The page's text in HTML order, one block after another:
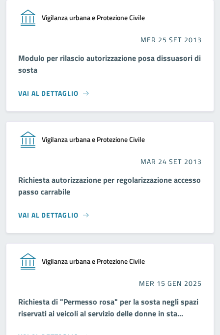
Vigilanza urbana e Protezione Civile
MER 25 SET 2013
Modulo per rilascio autorizzazione posa dissuasori di
sosta
VAI AL DETTAGLIO
Vigilanza urbana e Protezione Civile
MAR 24 SET 2013
Richiesta autorizzazione per regolarizzazione accesso
passo carrabile
VAI AL DETTAGLIO
Vigilanza urbana e Protezione Civile
MER 15 GEN 2025
Richiesta di "Permesso rosa" per la sosta negli spazi
riservati ai veicoli al servizio delle donne in sta...